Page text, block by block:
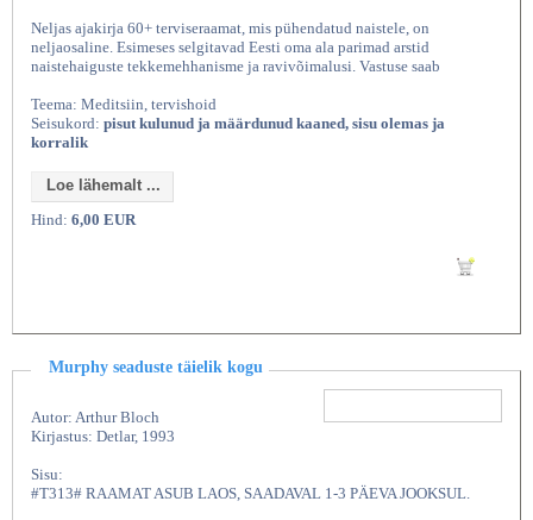
Neljas ajakirja 60+ terviseraamat, mis pühendatud naistele, on
neljaosaline. Esimeses selgitavad Eesti oma ala parimad arstid
naistehaiguste tekkemehhanisme ja ravivõimalusi. Vastuse saab
Teema: Meditsiin, tervishoid
Seisukord: pisut kulunud ja määrdunud kaaned, sisu olemas ja
korralik
Loe lähemalt ...
Hind: 6,00 EUR
Murphy seaduste täielik kogu
Autor: Arthur Bloch
Kirjastus: Detlar, 1993
Sisu:
#T313# RAAMAT ASUB LAOS, SAADAVAL 1-3 PÄEVA JOOKSUL.